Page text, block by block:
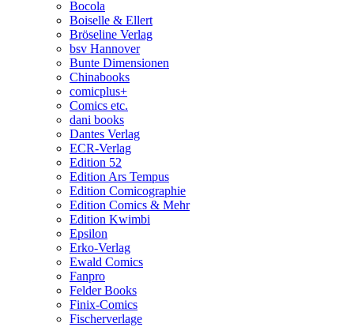
Bocola
Boiselle & Ellert
Bröseline Verlag
bsv Hannover
Bunte Dimensionen
Chinabooks
comicplus+
Comics etc.
dani books
Dantes Verlag
ECR-Verlag
Edition 52
Edition Ars Tempus
Edition Comicographie
Edition Comics & Mehr
Edition Kwimbi
Epsilon
Erko-Verlag
Ewald Comics
Fanpro
Felder Books
Finix-Comics
Fischerverlage